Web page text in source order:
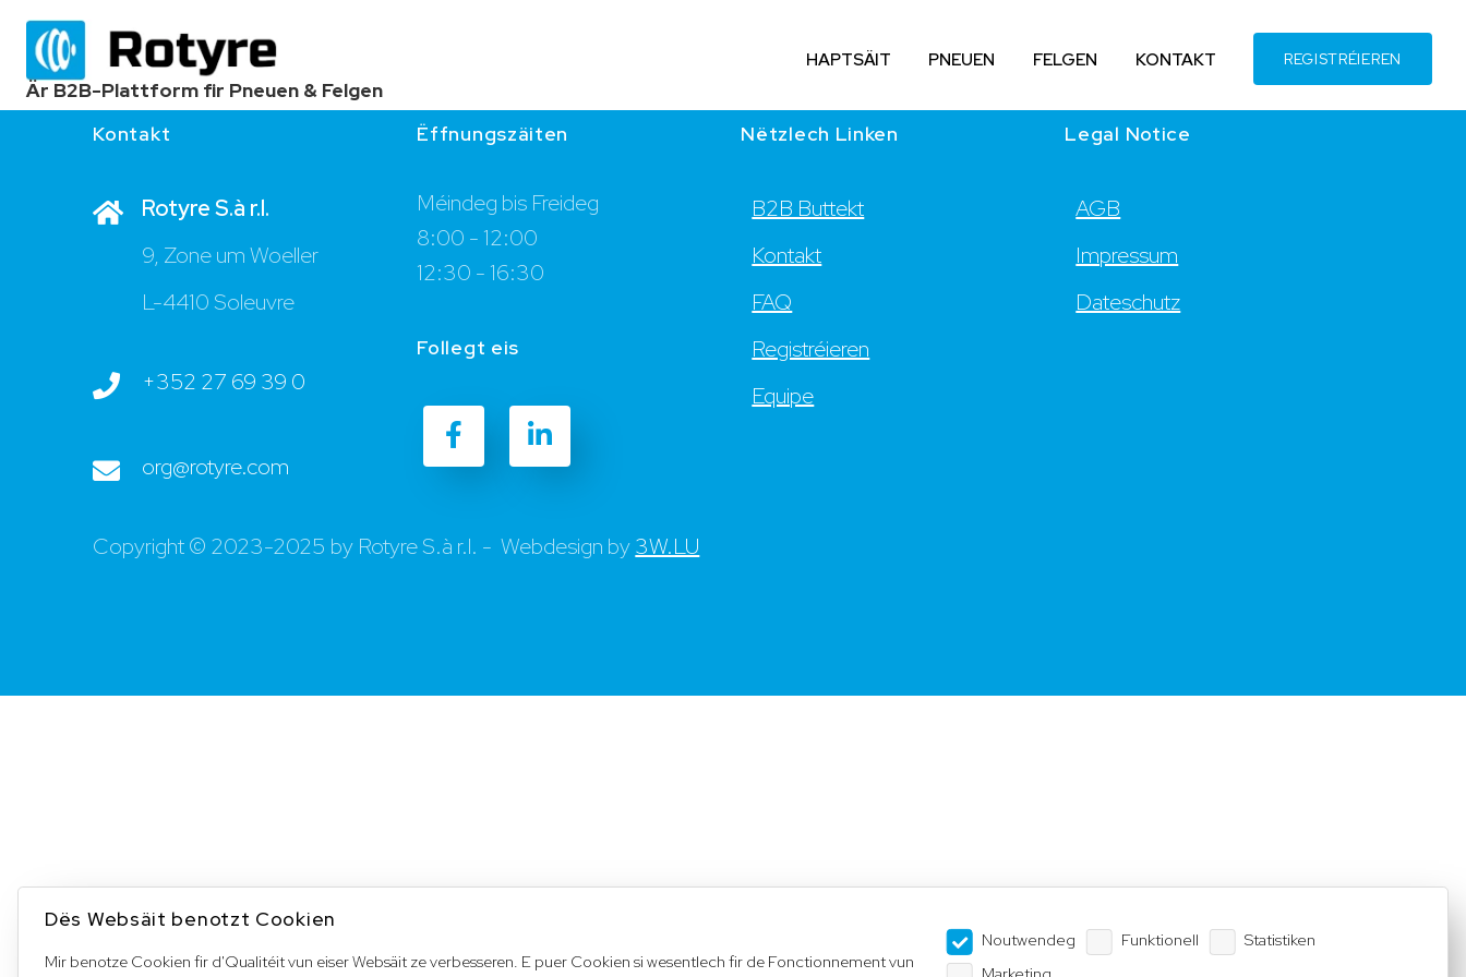
Är B2B-Plattform fir Pneuen & Felgen
HAPTSÄIT PNEUEN FELGEN KONTAKT REGISTRÉIEREN
Kontakt
Rotyre S.à r.l.
9, Zone um Woeller
L-4410 Soleuvre
+352 27 69 39 0
org@rotyre.com
Ëffnungszäiten
Méindeg bis Freideg
8:00 - 12:00
12:30 - 16:30
Follegt eis
Nëtzlech Linken
B2B Buttekt
Kontakt
FAQ
Registréieren
Equipe
Legal Notice
AGB
Impressum
Dateschutz
Copyright © 2023-2025 by Rotyre S.à r.l. - Webdesign by3W.LU
Dës Websäit benotzt Cookien
Mir benotze Cookien fir d'Qualitéit vun eiser Websäit ze verbesseren. E puer Cookien si wesentlech fir de Fonctionnement vun
Noutwendeg Funktionell Statistiken